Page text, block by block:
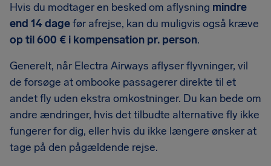
Hvis du modtager en besked om aflysning mindre
end 14 dagefør afrejse, kan du muligvis også kræve
op til 600 € i kompensation pr. person.
Generelt, når Electra Airways aflyser flyvninger, vil
de forsøge at ombooke passagerer direkte til et
andet fly uden ekstra omkostninger. Du kan bede om
andre ændringer, hvis det tilbudte alternative fly ikke
fungerer for dig, eller hvis du ikke længere ønsker at
tage på den pågældende rejse.